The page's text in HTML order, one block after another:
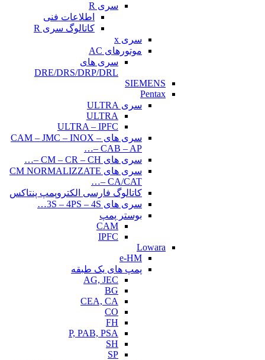
سری R
اطلاعات فنی
کاتالوگ سری R
سری x
موتورهای AC
سری های
DRE/DRS/DRP/DRL
SIEMENS
Pentax
سری ULTRA
ULTRA
ULTRA – IPFC
سری های CAM – JMC – INOX –
CAB – AP –…
سری های CM – CR – CH –…
سری های CM NORMALIZZATE
– CA/CAT…
کاتالوگ فارسی الکتروپمپ پنتاکس
سری های 3S – 4PS – 4S…
بوستر پمپ
CAM
IPFC
Lowara
e-HM
پمپ های یک طبقه
AG, JEC
BG
CEA, CA
CO
FH
P, PAB, PSA
SH
SP